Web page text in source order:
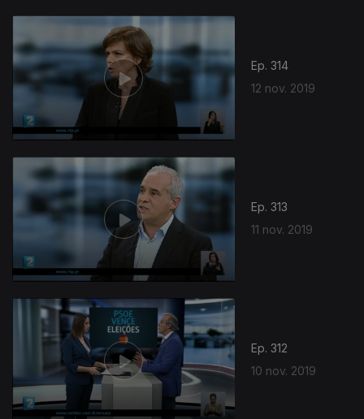
Ep. 314
12 nov. 2019
Ep. 313
11 nov. 2019
Ep. 312
10 nov. 2019
437989